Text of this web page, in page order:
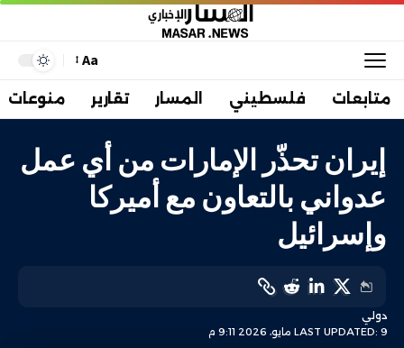
Aa
متابعات فلسطيني المسار تقارير منوعات
إيران تحذّر الإمارات من أي عمل
عدواني بالتعاون مع أميركا
وإسرائيل
LAST UPDATED: 9 مايو، 2026 9:11 م
دولي